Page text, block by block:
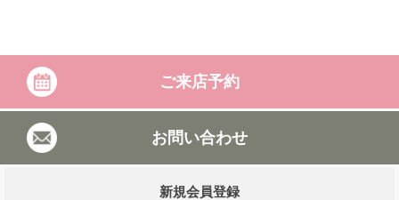
ご来店予約
お問い合わせ
新規会員登録